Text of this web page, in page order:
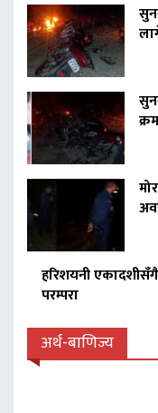
हरिशयनी
परम्परा
अर्थ-बाणिज्य